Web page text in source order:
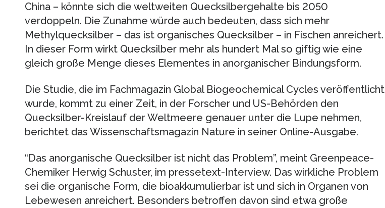
China – könnte sich die weltweiten Quecksilbergehalte bis 2050
verdoppeln. Die Zunahme würde auch bedeuten, dass sich mehr
Methylquecksilber – das ist organisches Quecksilber – in Fischen anreichert.
In dieser Form wirkt Quecksilber mehr als hundert Mal so giftig wie eine
gleich große Menge dieses Elementes in anorganischer Bindungsform.
Die Studie, die im Fachmagazin Global Biogeochemical Cycles veröffentlicht
wurde, kommt zu einer Zeit, in der Forscher und US-Behörden den
Quecksilber-Kreislauf der Weltmeere genauer unter die Lupe nehmen,
berichtet das Wissenschaftsmagazin Nature in seiner Online-Ausgabe.
“Das anorganische Quecksilber ist nicht das Problem”, meint Greenpeace-
Chemiker Herwig Schuster, im pressetext-Interview. Das wirkliche Problem
sei die organische Form, die bioakkumulierbar ist und sich in Organen von
Lebewesen anreichert. Besonders betroffen davon sind etwa große